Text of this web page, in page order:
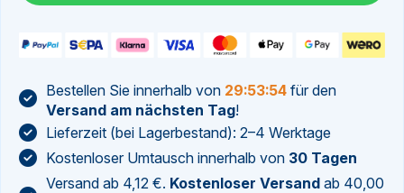
Bestellen Sie innerhalb von 29:53:53 für den
Versand am nächsten Tag!
Lieferzeit (bei Lagerbestand): 2–4 Werktage
Kostenloser Umtausch innerhalb von 30 Tagen
Versand ab 4,12 €. Kostenloser Versand ab 40,00